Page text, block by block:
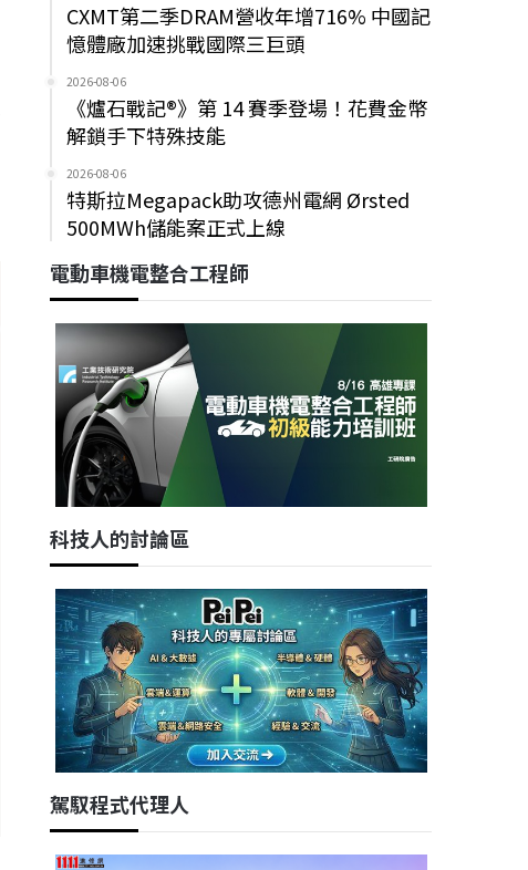
CXMT第二季DRAM營收年增716% 中國記
憶體廠加速挑戰國際三巨頭
2026-08-06
《爐石戰記®》第 14 賽季登場！花費金幣
解鎖手下特殊技能
2026-08-06
特斯拉Megapack助攻德州電網 Ørsted
500MWh儲能案正式上線
電動車機電整合工程師
科技人的討論區
駕馭程式代理人